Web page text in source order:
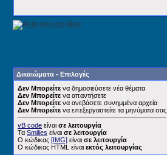
Δικαιώματα - Επιλογές
Δεν Μπορείτε να δημοσιεύσετε νέα θέματα
Δεν Μπορείτε να απαντήσετε
Δεν Μπορείτε να ανεβάσετε συνημμένα αρχεία
Δεν Μπορείτε να επεξεργαστείτε τα μηνύματα σας
vB code είναι σε λειτουργία
Τα Smilies είναι σε λειτουργία
Ο κώδικας [IMG] είναι σε λειτουργία
Ο κώδικας HTML είναι εκτός λειτουργίας